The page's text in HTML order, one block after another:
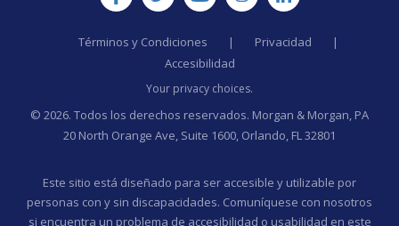
Términos y Condiciones | Privacidad
|
Accesibilidad
Your privacy choices.
© 2026. Todos los derechos reservados. Morgan & Morgan, PA
20 North Orange Ave, Suite 1600, Orlando, FL 32801
Este sitio está diseñado para ser accesible y utilizable por
personas con y sin discapacidades. Comuníquese con nosotros
si encuentra un problema de accesibilidad o usabilidad en este